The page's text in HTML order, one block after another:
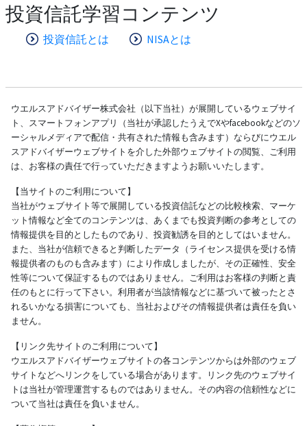
投資信託学習コンテンツ
投資信託とは NISAとは
ウエルスアドバイザー株式会社（以下当社）が展開しているウェブサイ
ト、スマートフォンアプリ（当社が承認したうえでXやfacebookなどのソ
ーシャルメディアで配信・共有された情報も含みます）ならびにウエル
スアドバイザーウェブサイトを介した外部ウェブサイトの閲覧、ご利用
は、お客様の責任で行っていただきますようお願いいたします。
【当サイトのご利用について】
当社がウェブサイト等で展開している投資信託などの比較検索、マーケ
ット情報など全てのコンテンツは、あくまでも投資判断の参考としての
情報提供を目的としたものであり、投資勧誘を目的としてはいません。
また、当社が信頼できると判断したデータ（ライセンス提供を受ける情
報提供者のものも含みます）により作成しましたが、その正確性、安全
性等について保証するものではありません。ご利用はお客様の判断と責
任のもとに行って下さい。利用者が当該情報などに基づいて被ったとさ
れるいかなる損害についても、当社およびその情報提供者は責任を負い
ません。
【リンク先サイトのご利用について】
ウエルスアドバイザーウェブサイトの各コンテンツからは外部のウェブ
サイトなどへリンクをしている場合があります。リンク先のウェブサイ
トは当社が管理運営するものではありません。その内容の信頼性などに
ついて当社は責任を負いません。